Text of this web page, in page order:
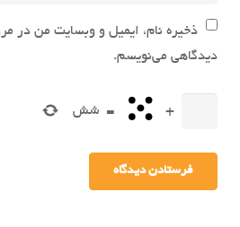
ذخیره نام، ایمیل و وبسایت من در
دیدگاهی می‌نویسم.
+
= شش